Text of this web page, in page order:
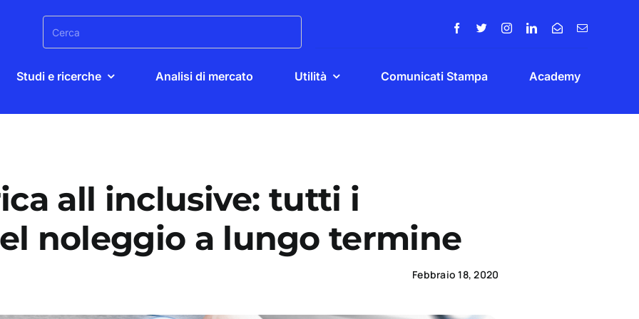
Search
for:
Studi e ricerche Analisi di mercato Utilità Comunicati Stampa Academy
all inclusive: tutti i
noleggio a lungo termine
Febbraio 18, 2020